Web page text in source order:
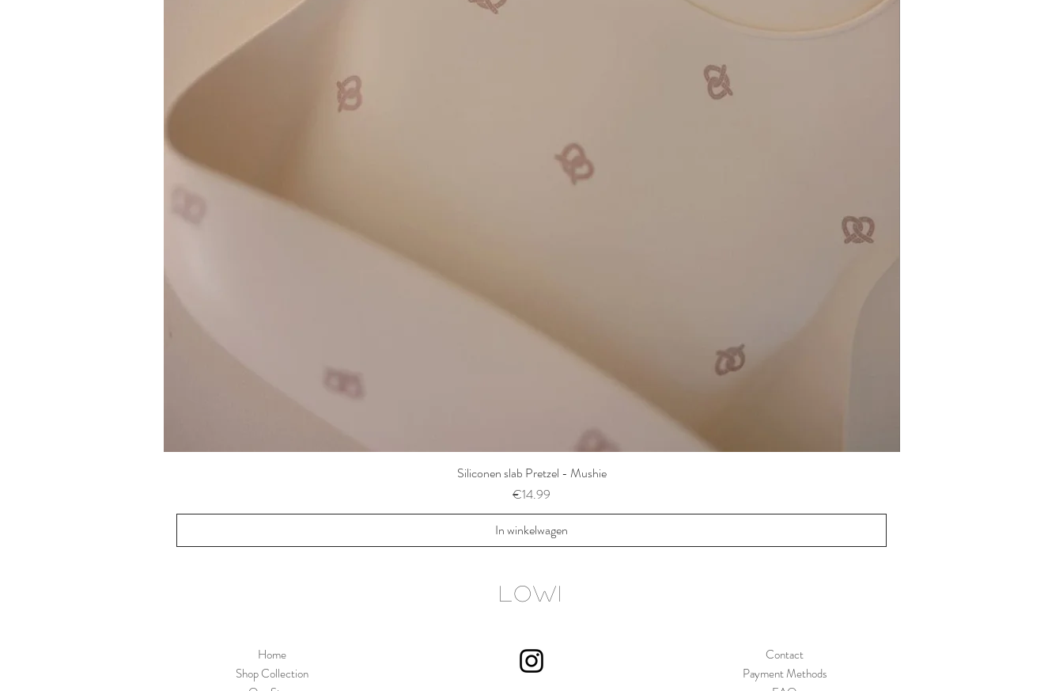
Siliconen slab Pretzel - Mushie
Prijs
€14.99
In winkelwagen
LOWI
Home
Shop Collection
Contact
Payment Methods